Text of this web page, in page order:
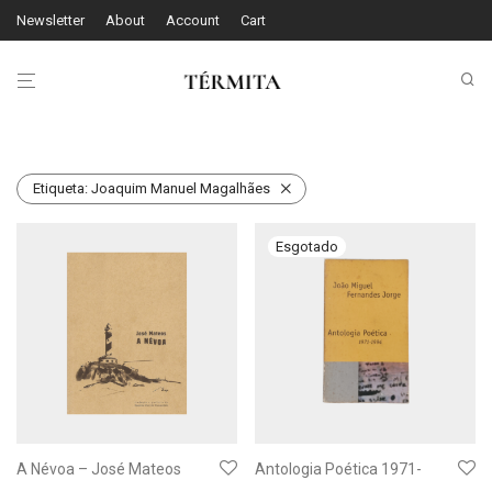
Newsletter About Account Cart
Etiqueta: Joaquim Manuel Magalhães
A Névoa – José Mateos
Antologia Poética 1971-